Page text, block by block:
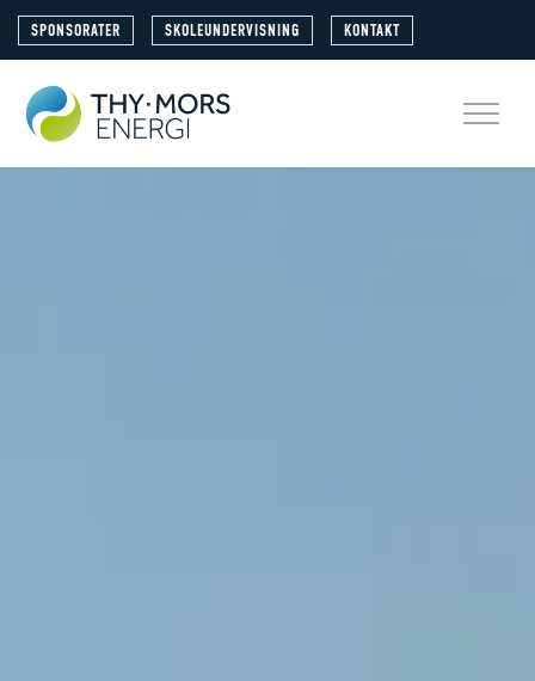
SPONSORATER SKOLEUNDERVISNING KONTAKT